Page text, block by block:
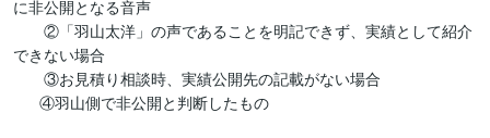
に非公開となる音声
②「羽山太洋」の声であることを明記できず、実績として紹介
できない場合
③お見積り相談時、実績公開先の記載がない場合